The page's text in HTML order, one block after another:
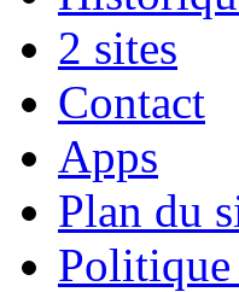
2 sites
Contact
Apps
Plan du